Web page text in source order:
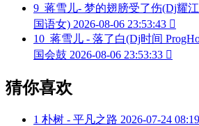
9 蒋雪儿- 梦的翅膀受了伤(Dj耀江
国语女) 2026-08-06 23:53:43 
10 蒋雪儿 - 落了白(Dj时间
国会鼓 2026-08-06 23:53:33 
猜你喜欢
1 朴树 - 平凡之路 2026-07-24